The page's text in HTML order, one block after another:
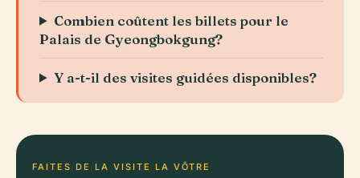
Combien coûtent les billets pour le
Palais de Gyeongbokgung?
Y a-t-il des visites guidées disponibles?
FAITES DE LA VISITE LA VÔTRE